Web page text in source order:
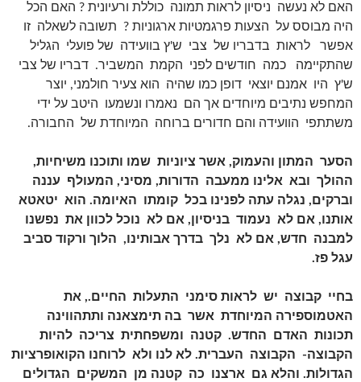
האם לא נעשה ניסיון לראות תמונה כוללת ורעיונית ? האם הכל
היה מבוסס על הצעות פרגמטיות ארגוניות ? תשובה לשאלה זו
אפשר לראות בדבריו של צבי ש'ץ בוועידה של פועלי הגליל
שהתקיימה כמה חודשים לפני הקמת המשביר. דבריו של צבי
ש'ץ היו אמנם יוצאי דופן כמו שהיה הוא צעיר חולמני, יוצר
המחפש נתיבים מיוחדים אך הם נאמרו ונשמעו היטב על ידי
משתתפי הוועידה והם חדורים ברוחה המיוחדת של החבורה.
הסער המתון והעמוק, אשר ציוניות שמו ותוכנו משיחיות,
ההולך ובא אלינו ממעבה הדורות, מסיני, המעולף עננה
וברקים, נגלה עתה לפנינו בכל קומתו האיומה. הוא יטאטא
אותנו, אם לא נעמוד בניסיון, אם לא נוכל לכוון את נפשנו
למבנה חדש, אם לא נלך בדרך אבותינו, הלוך ורקוד סביב
עגל פז.
בחיי קבוצה יש לראות סימני התעלות החיים., את
האטמוספירה המיוחדת אשר בה תימצאנה ותתהווינה
תכונות האדם החדש. קטנה ומשפחתית צריכה להיות
הקבוצה- הקבוצה העברית. לא לנו ולא לרוחנו הקואופרציות
הגדולות. והלא גם ארצנו כה קטנה מן המשקים הגדולים